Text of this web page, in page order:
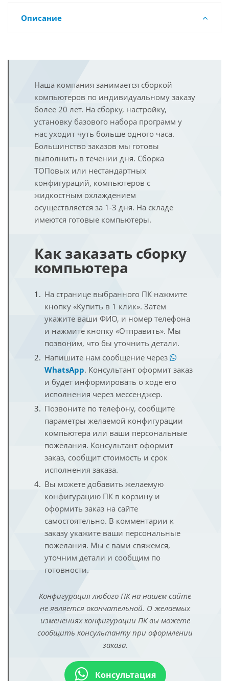
Описание
Наша компания занимается сборкой
компьютеров по индивидуальному заказу
более 20 лет. На сборку, настройку,
установку базового набора программ у
нас уходит чуть больше одного часа.
Большинство заказов мы готовы
выполнить в течении дня. Сборка
ТОПовых или нестандартных
конфигураций, компьютеров с
жидкостным охлаждением
осуществляется за 1-3 дня. На складе
имеются готовые компьютеры.
Как заказать сборку
компьютера
На странице выбранного ПК нажмите
кнопку «Купить в 1 клик». Затем
укажите ваши ФИО, и номер телефона
и нажмите кнопку «Отправить». Мы
позвоним, что бы уточнить детали.
Напишите нам сообщение через
WhatsApp. Консультант оформит заказ
и будет информировать о ходе его
исполнения через мессенджер.
Позвоните по телефону, сообщите
параметры желаемой конфигурации
компьютера или ваши персональные
пожелания. Консультант оформит
заказ, сообщит стоимость и срок
исполнения заказа.
Вы можете добавить желаемую
конфигурацию ПК в корзину и
оформить заказ на сайте
самостоятельно. В комментарии к
заказу укажите ваши персональные
пожелания. Мы с вами свяжемся,
уточним детали и сообщим по
готовности.
Конфигурация любого ПК на нашем сайте
не является окончательной. О желаемых
изменениях конфигурации ПК вы можете
сообщить консультанту при оформлении
заказа.
Консультация